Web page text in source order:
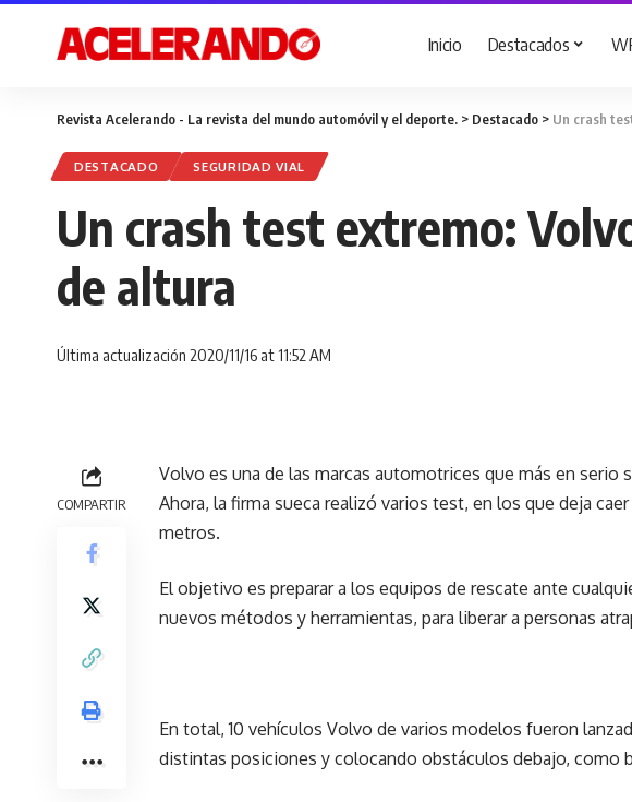
Inicio Destacados
Revista Acelerando - La revista del mundo automóvil y el deporte. > Destacado > Un crash
DESTACADO SEGURIDAD VIAL
Un crash test extremo:
de altura
Última actualización 2020/11/16 at 11:52 AM
COMPARTIR
Volvo es una de las marcas automotrices que más en serio
Ahora, la firma sueca realizó varios test, en los que deja
metros.
El objetivo es preparar a los equipos de rescate ante
nuevos métodos y herramientas, para liberar a personas
En total, 10 vehículos Volvo de varios modelos fueron
distintas posiciones y colocando obstáculos debajo, como